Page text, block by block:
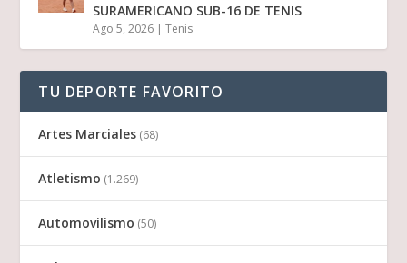
SURAMERICANO SUB-16 DE TENIS
Ago 5, 2026 |Tenis
TU DEPORTE FAVORITO
Artes Marciales (68)
Atletismo (1.269)
Automovilismo (50)